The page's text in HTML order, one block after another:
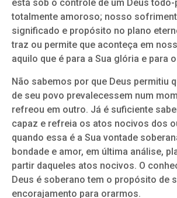
está sob o controle de um Deus
totalmente amoroso; nosso
significado e propósito no plano
traz ou permite que aconteça em
aquilo que é para a Sua glória e para
Não sabemos por que Deus permitiu
de seu povo prevalecessem num
refreou em outro. Já é suficiente
capaz e refreia os atos nocivos dos
quando essa é a Sua vontade
bondade e amor, em última análise,
partir daqueles atos nocivos. O
Deus é soberano tem o propósito de
encorajamento para orarmos.